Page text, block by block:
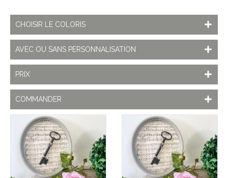
CHOISIR LE COLORIS
AVEC OU SANS PERSONNALISATION
PRIX
COMMANDER